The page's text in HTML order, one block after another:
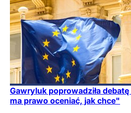
Gawryluk poprowadziła
ma prawo oceniać, jak chce"